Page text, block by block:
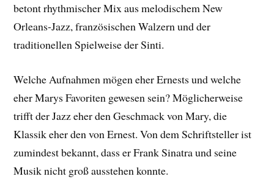
betont rhythmischer Mix aus melodischem New
Orleans-Jazz, französischen Walzern und der
traditionellen Spielweise der Sinti.
Welche Aufnahmen mögen eher Ernests und welche
eher Marys Favoriten gewesen sein? Möglicherweise
trifft der Jazz eher den Geschmack von Mary, die
Klassik eher den von Ernest. Von dem Schriftsteller ist
zumindest bekannt, dass er Frank Sinatra und seine
Musik nicht groß ausstehen konnte.